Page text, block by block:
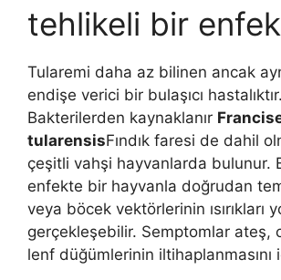
tehlikeli bir
Tularemi daha az bilinen ancak
endişe verici bir bulaşıcı hastalıktır.
Bakterilerden kaynaklanır
tularensisFındık faresi de dahil
çeşitli vahşi hayvanlarda bulunur.
enfekte bir hayvanla doğrudan
veya böcek vektörlerinin ısırıkları
gerçekleşebilir. Semptomlar ateş,
lenf düğümlerinin iltihaplanmasını